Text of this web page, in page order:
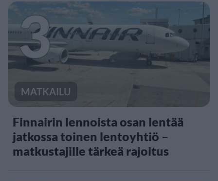
3
MATKAILU
Finnairin lennoista osan lentää
jatkossa toinen lentoyhtiö –
matkustajille tärkeä rajoitus